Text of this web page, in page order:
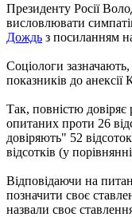
Президенту Росії
висловлювати
Дождь з посиланням
Соціологи
показників до анексії
Так, повністю довіряє
опитаних проти 26
довіряють" 52
відсотків (у
Відповідаючи на
позначити своє
назвали своє